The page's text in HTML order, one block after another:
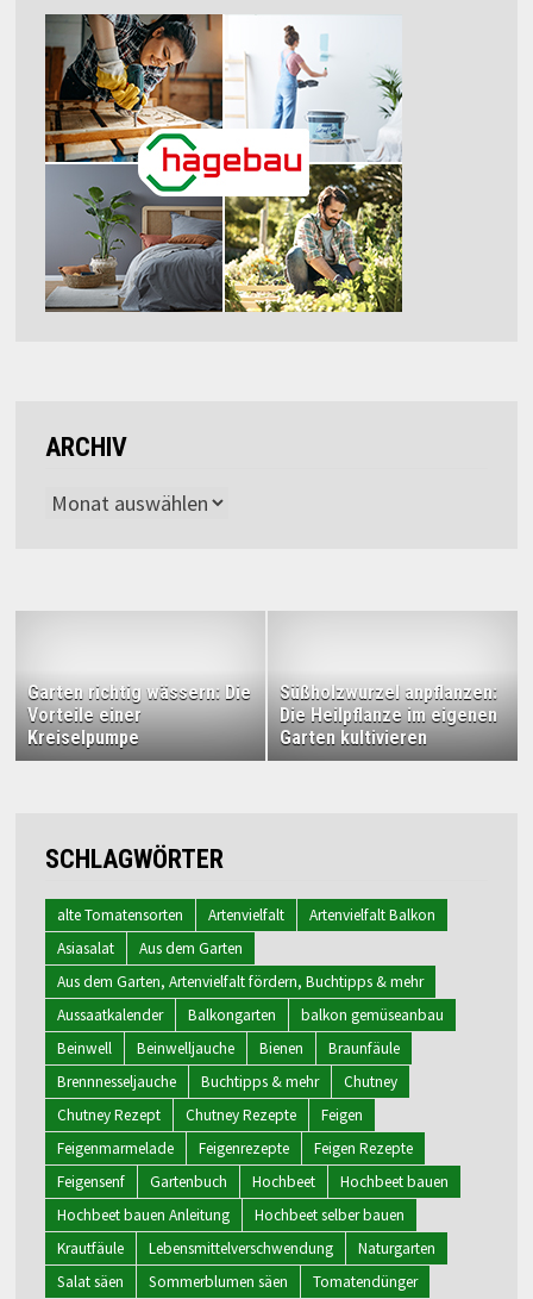
ARCHIV
Archiv
Garten richtig wässern: Die
Vorteile einer
Kreiselpumpe
Süßholzwurzel anpflanzen:
Die Heilpflanze im eigenen
Garten kultivieren
SCHLAGWÖRTER
alte Tomatensorten Artenvielfalt
Artenvielfalt Balkon
Asiasalat
Aus dem Garten
Aus dem Garten, Artenvielfalt fördern, Buchtipps & mehr
Aussaatkalender
Balkongarten
balkon gemüseanbau
Beinwell
Beinwelljauche Bienen
Braunfäule
Brennnesseljauche
Buchtipps & mehr
Chutney
Chutney Rezept
Chutney Rezepte
Feigen
Feigenmarmelade
Feigenrezepte
Feigen Rezepte
Feigensenf
Gartenbuch Hochbeet
Hochbeet bauen
Hochbeet bauen Anleitung
Hochbeet selber bauen
Krautfäule
Lebensmittelverschwendung
Naturgarten
Salat säen
Sommerblumen säen Tomatendünger